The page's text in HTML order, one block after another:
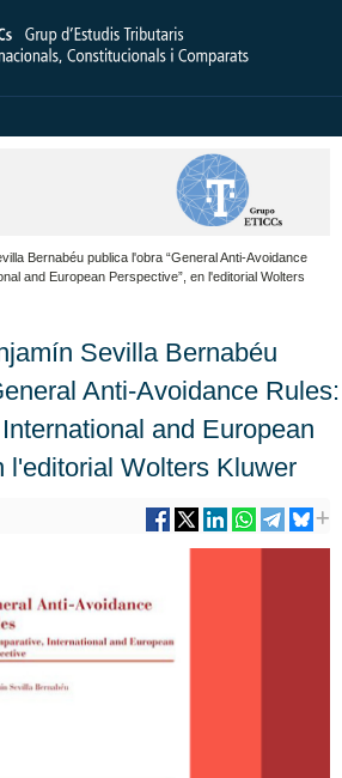
Bernabéu publica l'obra “General Anti-Avoidance
and European Perspective”, en l'editorial Wolters
Sevilla Bernabéu
Anti-Avoidance Rules:
and European
l'editorial Wolters Kluwer